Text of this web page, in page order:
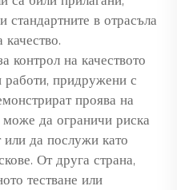
в отрасъла
контрол на качеството
работи, придружени с
проява на
да ограничи риска
или да послужи като
От друга страна,
тестване или